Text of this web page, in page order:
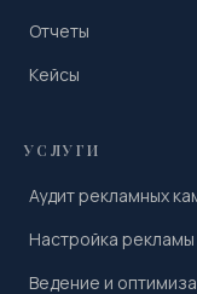
Отчеты
Кейсы
УСЛУГИ
Аудит рекламных
Настройка рекламы
Ведение и